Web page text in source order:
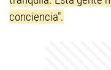
conciencia".